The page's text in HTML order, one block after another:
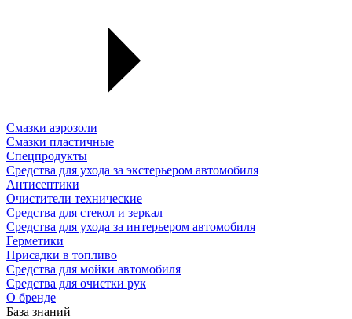
Смазки аэрозоли
Смазки пластичные
Спецпродукты
Средства для ухода за экстерьером автомобиля
Антисептики
Очистители технические
Средства для стекол и зеркал
Средства для ухода за интерьером автомобиля
Герметики
Присадки в топливо
Средства для мойки автомобиля
Средства для очистки рук
О бренде
База знаний